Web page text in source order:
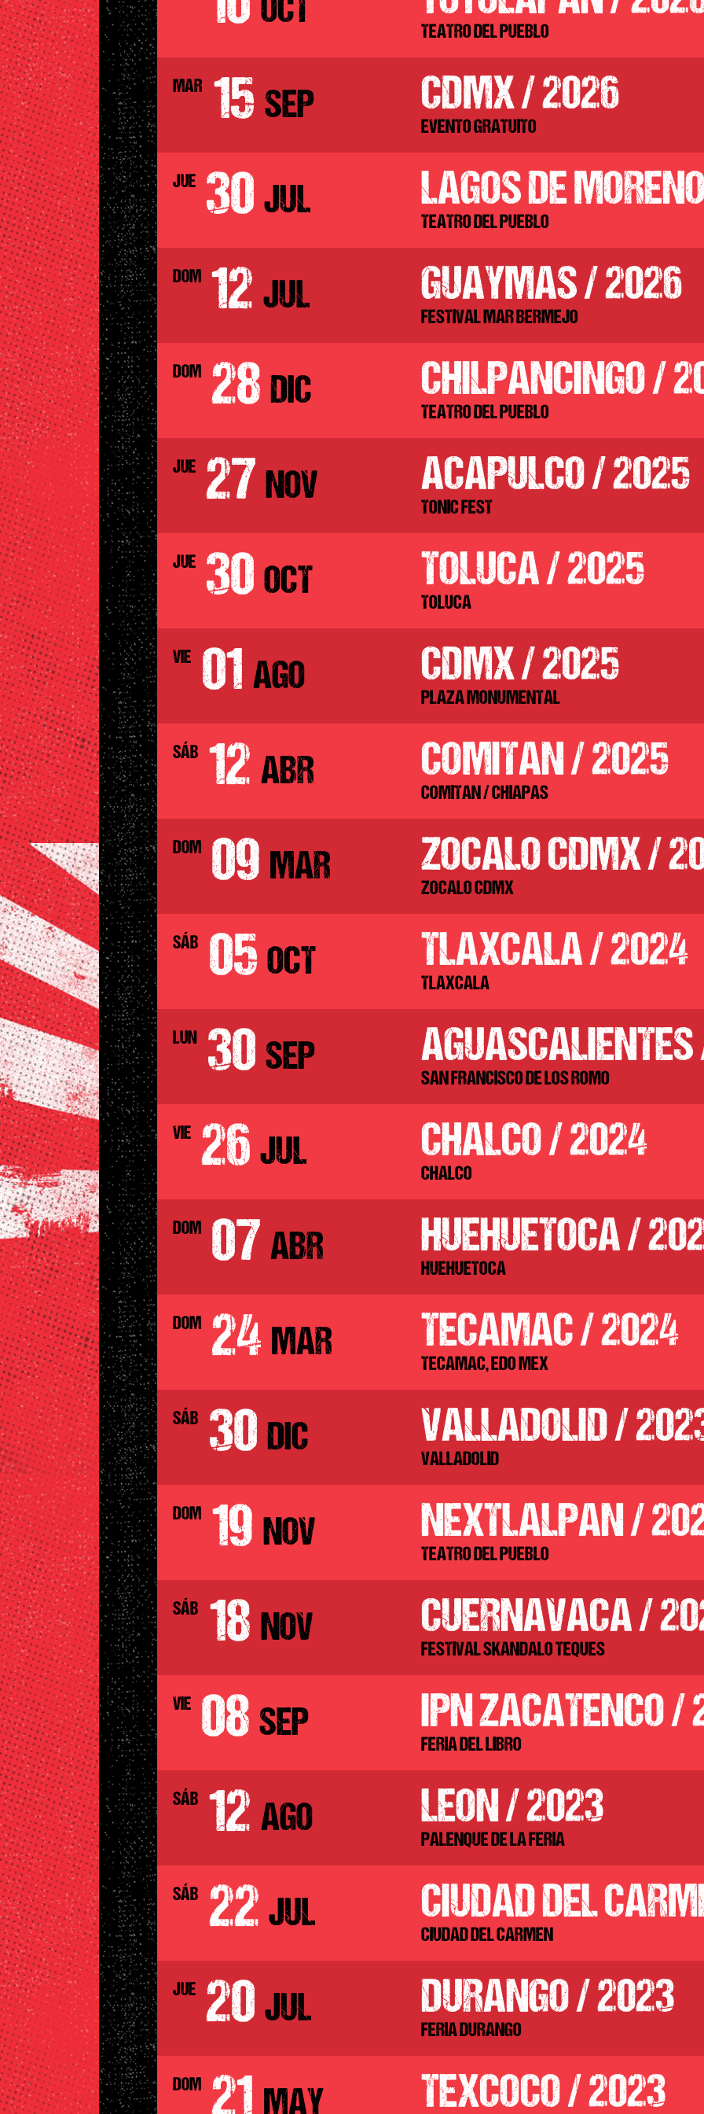
OCT
TEATRO DEL PUEBLO
MAR 15 SEP CDMX / 2026
EVENTO GRATUITO
JUE 30 JUL LAGOS DE
TEATRO DEL PUEBLO
DOM 12 JUL GUAYMAS / 2026
FESTIVAL MAR BERMEJO
DOM 28 DIC CHILPANCINGO /
TEATRO DEL PUEBLO
JUE 27 NOV ACAPULCO / 2025
TONIC FEST
JUE 30 OCT TOLUCA / 2025
TOLUCA
VIE 01 AGO CDMX / 2025
PLAZA MONUMENTAL
SÁB 12 ABR COMITAN / 2025
COMITAN / CHIAPAS
DOM 09 MAR ZOCALO CDMX /
ZOCALO CDMX
SÁB 05 OCT TLAXCALA / 2024
TLAXCALA
LUN 30 SEP
SAN FRANCISCO DE LOS ROMO
VIE 26 JUL CHALCO / 2024
CHALCO
DOM 07 ABR HUEHUETOCA /
HUEHUETOCA
DOM 24 MAR TECAMAC / 2024
TECAMAC, EDO MEX
SÁB 30 DIC VALLADOLID /
VALLADOLID
DOM 19 NOV NEXTLALPAN /
TEATRO DEL PUEBLO
SÁB 18 NOV CUERNAVACA /
FESTIVAL SKANDALO TEQUES
VIE 08 SEP IPN ZACATENCO /
FERIA DEL LIBRO
SÁB 12 AGO LEON / 2023
PALENQUE DE LA FERIA
SÁB 22 JUL CIUDAD DEL
CIUDAD DEL CARMEN
JUE 20 JUL DURANGO / 2023
FERIA DURANGO
DOM 21 MAY TEXCOCO / 2023